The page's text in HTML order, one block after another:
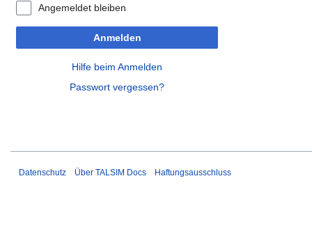
Angemeldet bleiben
Anmelden
Hilfe beim Anmelden
Passwort vergessen?
Datenschutz Über TALSIM Docs Haftungsausschluss